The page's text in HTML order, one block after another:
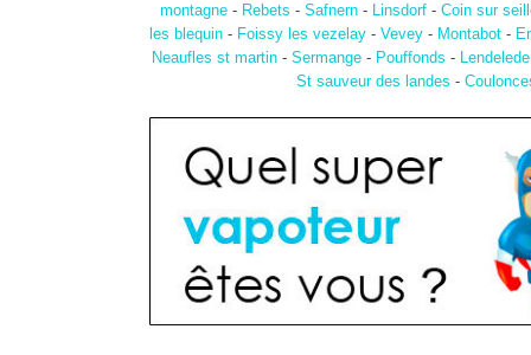
montagne - Rebets - Safnern - Linsdorf - Coin sur
les blequin - Foissy les vezelay - Vevey - Montabot -
Neaufles st martin - Sermange - Pouffonds - Lendelede
St sauveur des landes -